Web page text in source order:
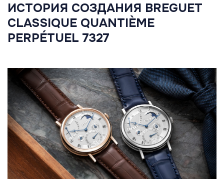
ИСТОРИЯ СОЗДАНИЯ BREGUET
CLASSIQUE QUANTIÈME
PERPÉTUEL 7327